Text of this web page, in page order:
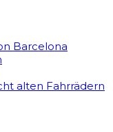
Barcelona
alten Fahrrädern